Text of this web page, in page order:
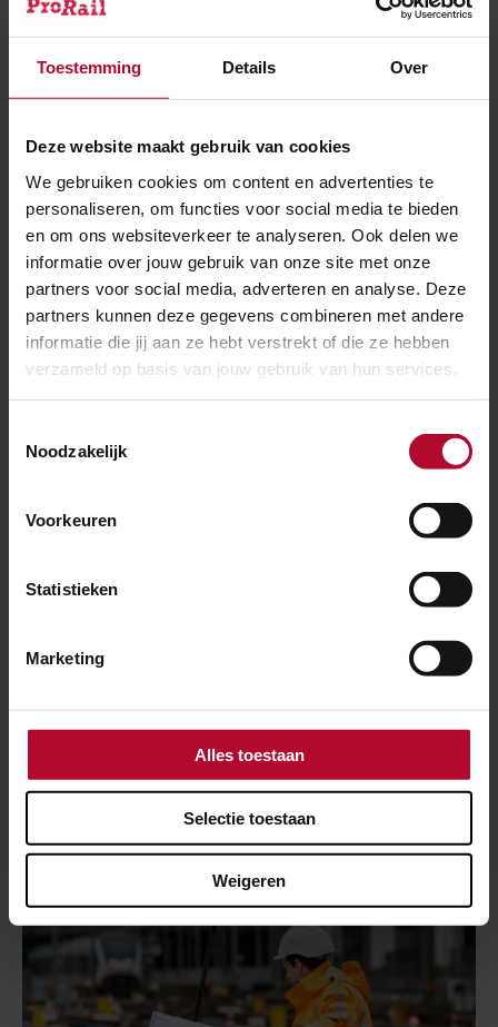
Toestemming Details Over
Deze website maakt gebruik van cookies
We gebruiken cookies om content en advertenties te
personaliseren, om functies voor social media te bieden
en om ons websiteverkeer te analyseren. Ook delen we
informatie over jouw gebruik van onze site met onze
partners voor social media, adverteren en analyse. Deze
partners kunnen deze gegevens combineren met andere
informatie die jij aan ze hebt verstrekt of die ze hebben
verzameld op basis van jouw gebruik van hun services.
Noodzakelijk
Voorkeuren
Statistieken
Marketing
Alles toestaan
Selectie toestaan
Weigeren
Elf dagen hinder voor reizigers tussen
Utrecht en ’s-Hertogenbosch
30 juli 2026
Meer ruimte voor reizigers op station